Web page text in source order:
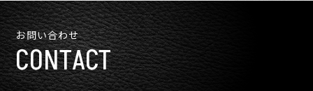
お問い合わせ
CONTACT